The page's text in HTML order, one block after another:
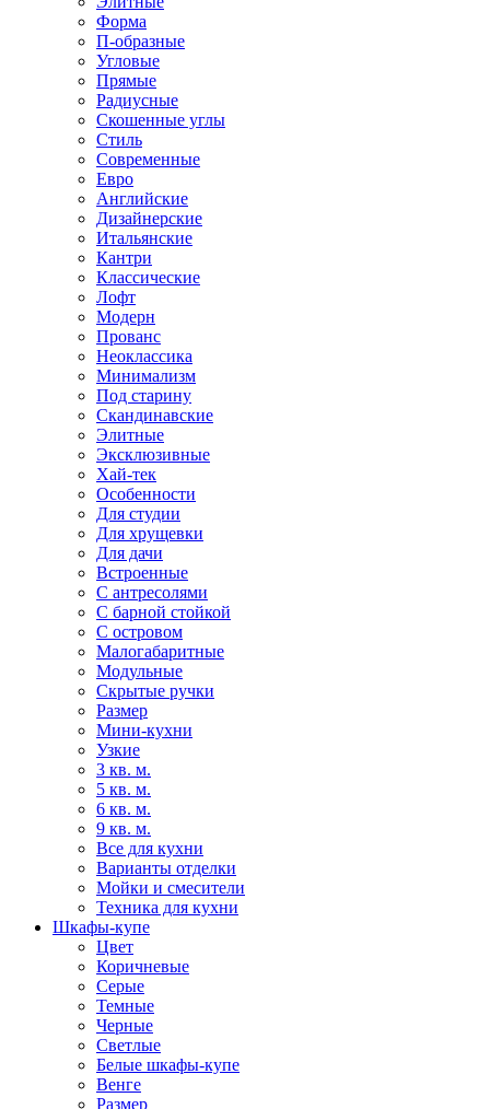
Форма
П-образные
Угловые
Прямые
Радиусные
Скошенные углы
Стиль
Современные
Евро
Английские
Дизайнерские
Итальянские
Кантри
Классические
Лофт
Модерн
Прованс
Неоклассика
Минимализм
Под старину
Скандинавские
Элитные
Эксклюзивные
Хай-тек
Особенности
Для студии
Для хрущевки
Для дачи
Встроенные
С антресолями
С барной стойкой
С островом
Малогабаритные
Модульные
Скрытые ручки
Размер
Мини-кухни
Узкие
3 кв. м.
5 кв. м.
6 кв. м.
9 кв. м.
Все для кухни
Варианты отделки
Мойки и смесители
Техника для кухни
Шкафы-купе
Цвет
Коричневые
Серые
Темные
Черные
Светлые
Белые шкафы-купе
Венге
Размер